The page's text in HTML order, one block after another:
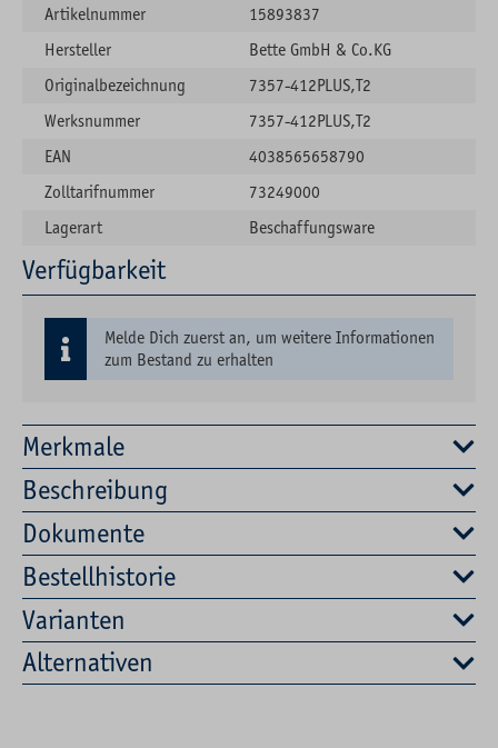
Merkmale
Beschreibung
Dokumente
Bestellhistorie
Varianten
Alternativen
Artikelnummer
15893837
Hersteller
Bette GmbH & Co.KG
Originalbezeichnung
7357-412PLUS,T2
Werksnummer
7357-412PLUS,T2
EAN
4038565658790
Zolltarifnummer
73249000
Lagerart
Beschaffungsware
Verfügbarkeit
Melde Dich zuerst an, um weitere Informationen
zum Bestand zu erhalten